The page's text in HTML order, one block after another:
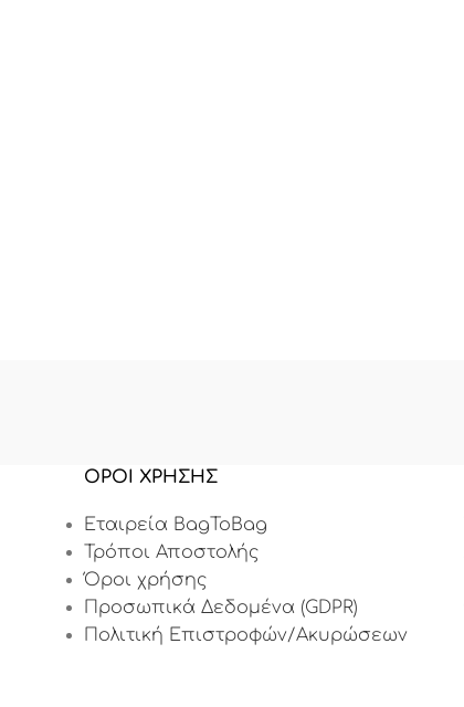
Urban
ΟΡΟΙ ΧΡΗΣΗΣ
Εταιρεία BagToBag
Τρόποι Αποστολής
Όροι χρήσης
Προσωπικά Δεδομένα (GDPR)
Πολιτική Επιστροφών/Ακυρώσεων